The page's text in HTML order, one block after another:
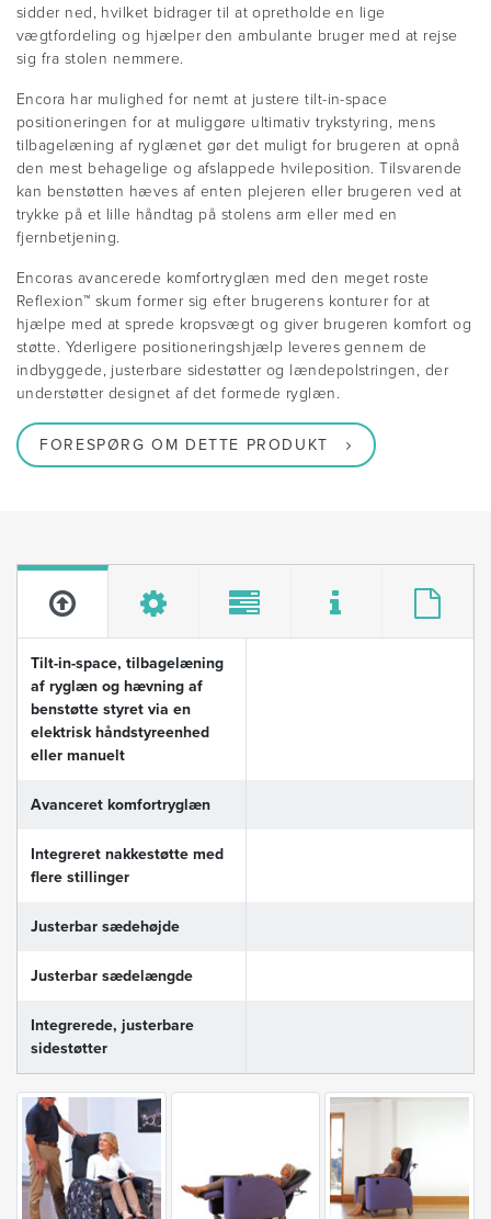
sidder ned, hvilket bidrager til at opretholde en lige
vægtfordeling og hjælper den ambulante bruger med at rejse
sig fra stolen nemmere.
Encora har mulighed for nemt at justere tilt-in-space
positioneringen for at muliggøre ultimativ trykstyring, mens
tilbagelæning af ryglænet gør det muligt for brugeren at opnå
den mest behagelige og afslappede hvileposition. Tilsvarende
kan benstøtten hæves af enten plejeren eller brugeren ved at
trykke på et lille håndtag på stolens arm eller med en
fjernbetjening.
Encoras avancerede komfortryglæn med den meget roste
Reflexion™ skum former sig efter brugerens konturer for at
hjælpe med at sprede kropsvægt og giver brugeren komfort og
støtte. Yderligere positioneringshjælp leveres gennem de
indbyggede, justerbare sidestøtter og lændepolstringen, der
understøtter designet af det formede ryglæn.
FORESPØRG OM DETTE PRODUKT
Tilt-in-space, tilbagelæning
af ryglæn og hævning af
benstøtte styret via en
elektrisk håndstyreenhed
eller manuelt
Avanceret komfortryglæn
Integreret nakkestøtte med
flere stillinger
Justerbar sædehøjde
Justerbar sædelængde
Integrerede, justerbare
sidestøtter